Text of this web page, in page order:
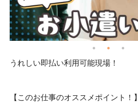
うれしい即払い利用可能現場！
【このお仕事のオススメポイント！】